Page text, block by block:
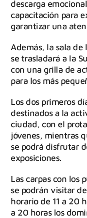
descarga
capacitación para
garantizar una
Además, la sala
se trasladará a la
con una grilla de
para los más
Los dos primeros
destinados a la
ciudad, con el
jóvenes, mientras
se podrá disfrutar
exposiciones.
Las carpas con los
se podrán visitar
horario de 11 a 20
a 20 horas los